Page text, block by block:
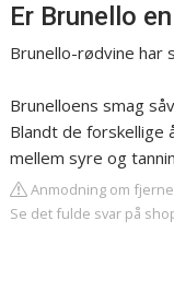
Er Brunello
Brunello-rødvine har
Brunelloens smag
Blandt de forskellige
mellem syre og
Anmodning om
Se det fulde svar på